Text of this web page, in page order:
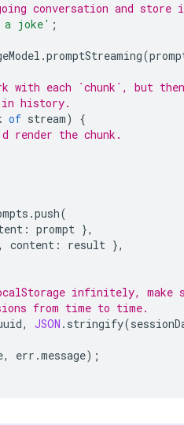
conversation and
a joke' ;
.promptStreaming(
with each `chunk`, but
history.
of stream)
{
the chunk.
.push(
: prompt },
, content : result },
infinitely, make
from time to time.
, JSON . stringify(
, err .message);